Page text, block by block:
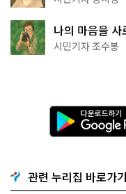
나의 마음을
상작 공개!
시민기자 조수봉
다
운
로
기
G
관련 누리집 바로가기